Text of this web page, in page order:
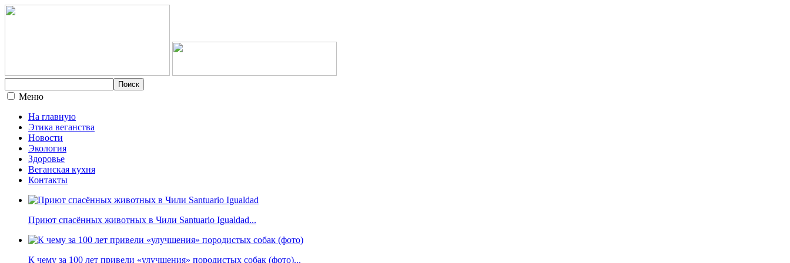
Меню
На главную
Этика веганства
Новости
Экология
Здоровье
Веганская кухня
Контакты
Приют спасённых животных в Чили Santuario Igualdad...
К чему за 100 лет привели «улучшения» породистых собак (фото)...